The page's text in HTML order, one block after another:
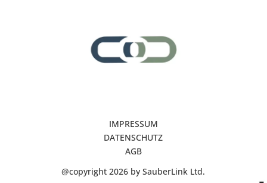
IMPRESSUM
DATENSCHUTZ
AGB
@copyright 2026 by SauberLink Ltd.